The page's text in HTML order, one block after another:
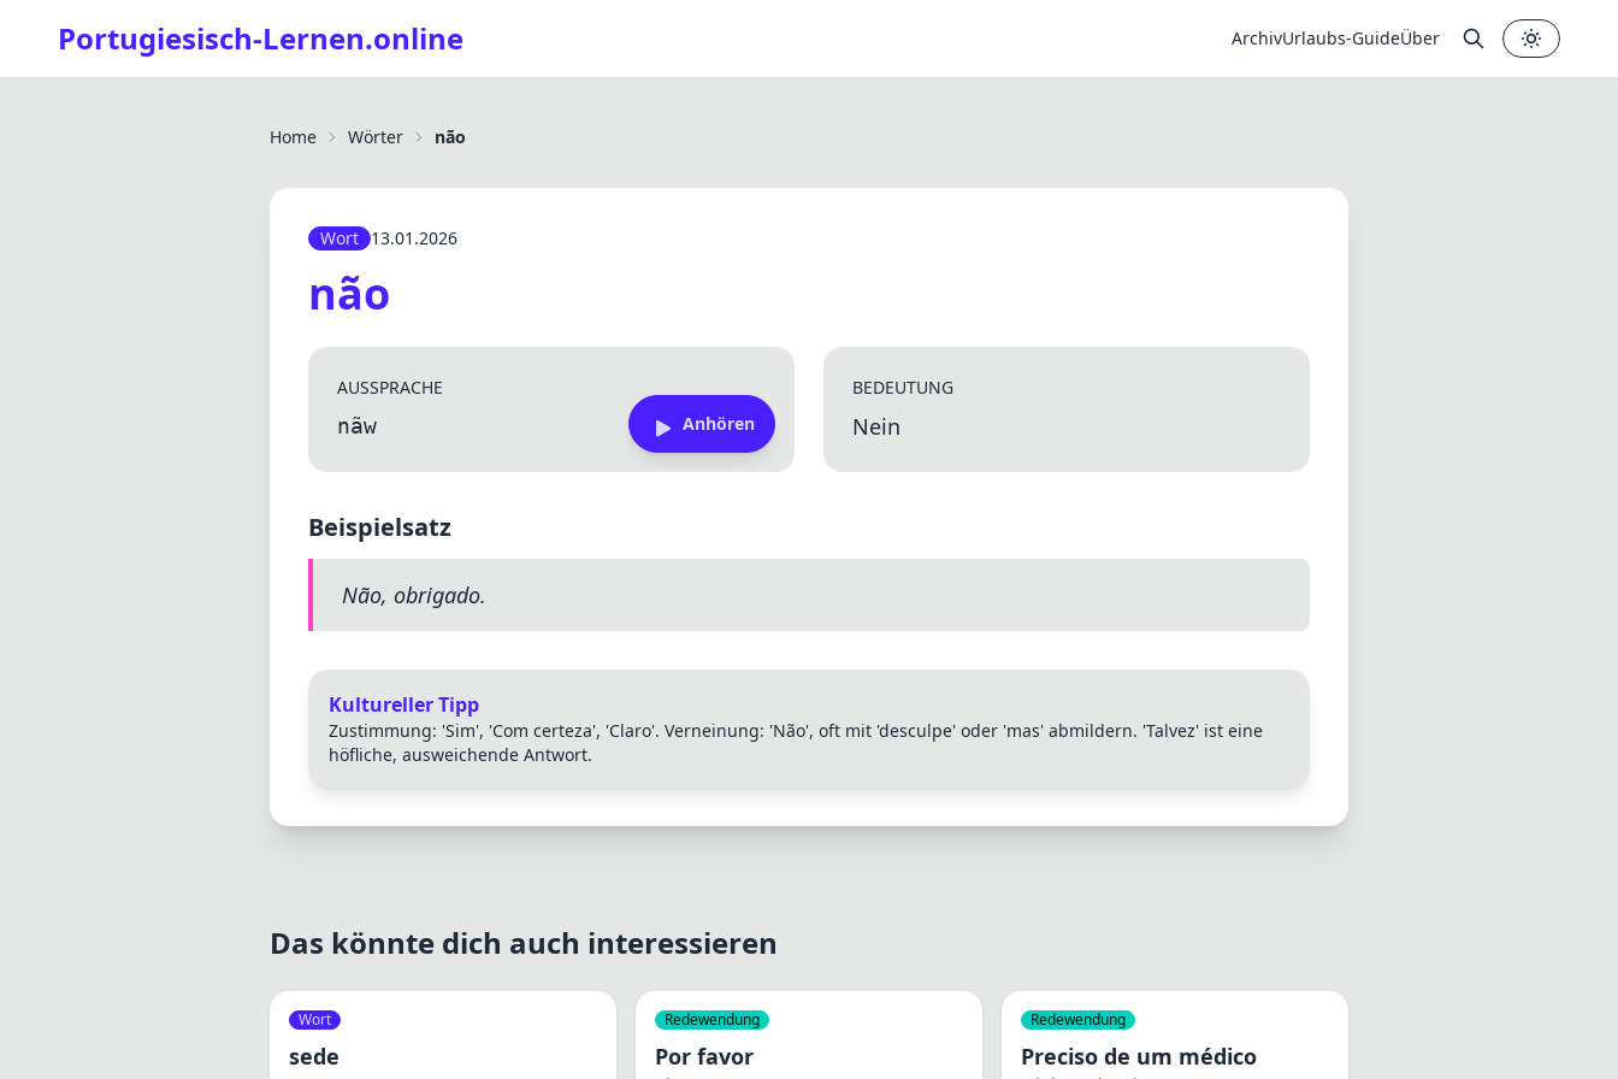
Portugiesisch-Lernen.online ArchivUrlaubs-GuideÜber
Home Wörter não
Wort 13.01.2026
não
AUSSPRACHE
nãw Anhören
BEDEUTUNG
Nein
Beispielsatz
Não, obrigado.
Kultureller Tipp
Zustimmung: 'Sim', 'Com certeza', 'Claro'. Verneinung: 'Não', oft mit 'desculpe' oder 'mas' abmildern. 'Talvez' ist eine
höfliche, ausweichende Antwort.
Das könnte dich auch interessieren
Wort
sede
Redewendung
Por favor
Redewendung
Preciso de um médico